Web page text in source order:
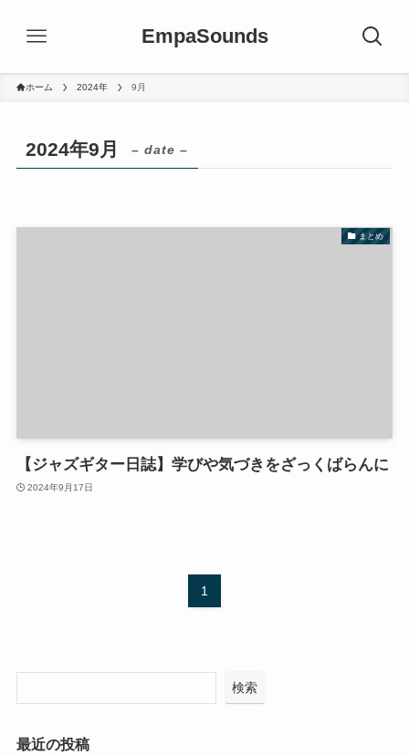
EmpaSounds
ホーム 2024年 9月
2024年9月 – date –
まとめ
【ジャズギター日誌】学びや気づきをざっくばらんに
2024年9月17日
1
検索
最近の投稿